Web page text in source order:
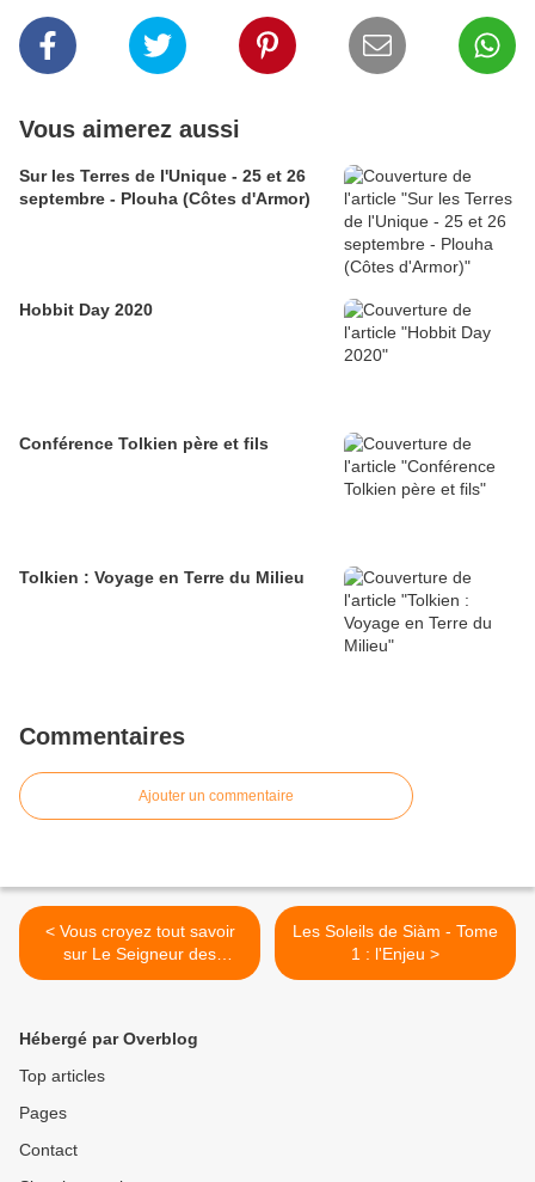
Vous aimerez aussi
Sur les Terres de l'Unique - 25 et 26
septembre - Plouha (Côtes d'Armor)
Hobbit Day 2020
Conférence Tolkien père et fils
Tolkien : Voyage en Terre du Milieu
Commentaires
Ajouter un commentaire
< Vous croyez tout savoir
sur Le Seigneur des
Anneaux ?
Les Soleils de Siàm - Tome
1 : l'Enjeu >
Hébergé par Overblog
Top articles
Pages
Contact